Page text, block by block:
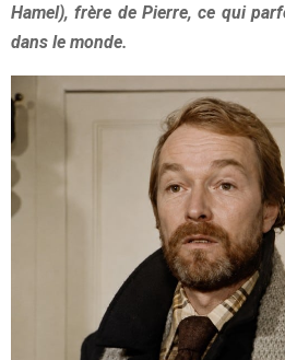
Hamel), frère de Pierre, ce qui
dans le monde.